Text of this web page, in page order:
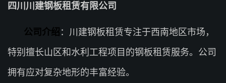
四川川建钢板租赁有限公司
公司介绍 ：川建钢板租赁专注于西南地区市场，
特别擅长山区和水利工程项目的钢板租赁服务。公司
拥有应对复杂地形的丰富经验。